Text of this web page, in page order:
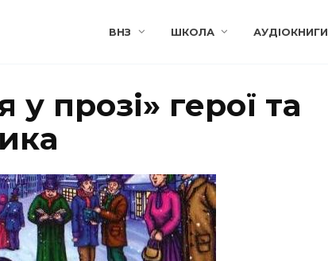
ВНЗ ШКОЛА АУДІОКНИГИ
у прозі» герої та